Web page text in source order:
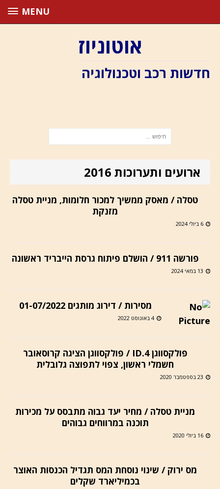
MENU
אוטוניוז
חדשות רכב וטכנולוגיה
ארועים ותערוכות 2016
טסלה / מאסק ממשיך למכור חלומות, מניית טסלה
מזנקת
6 ביולי 2024
פורשה 911 / הושלם פיתוח גרסת הייבריד ראשונה
13 במאי 2024
מסירות / דירוג מותגים 01-07/2022
4 באוגוסט 2022
פולקסווגן ID.4 / פולקסווגן הציגה קרוסאובר
חשמלי ראשון, צפוי לתפוצה גלובלית
23 בספטמבר 2020
מניית טסלה / מחיר יעד גבוה מתבסס על מכירות
תוכנה במרווחים גבוהים
16 ביולי 2020
מס ירוק / שינוי נוסחת המס תגדיל הכנסות האוצר
בכמיליארד שקלים